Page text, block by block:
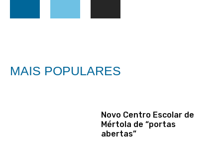
MAIS POPULARES
Novo Centro Escolar de
Mértola de “portas
abertas”